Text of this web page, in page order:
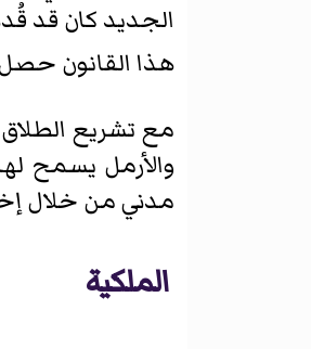
الجديد كان قد
هذا القانون حصل
مع تشريع
والأرمل يسمح
مدني من خلال
الملكية